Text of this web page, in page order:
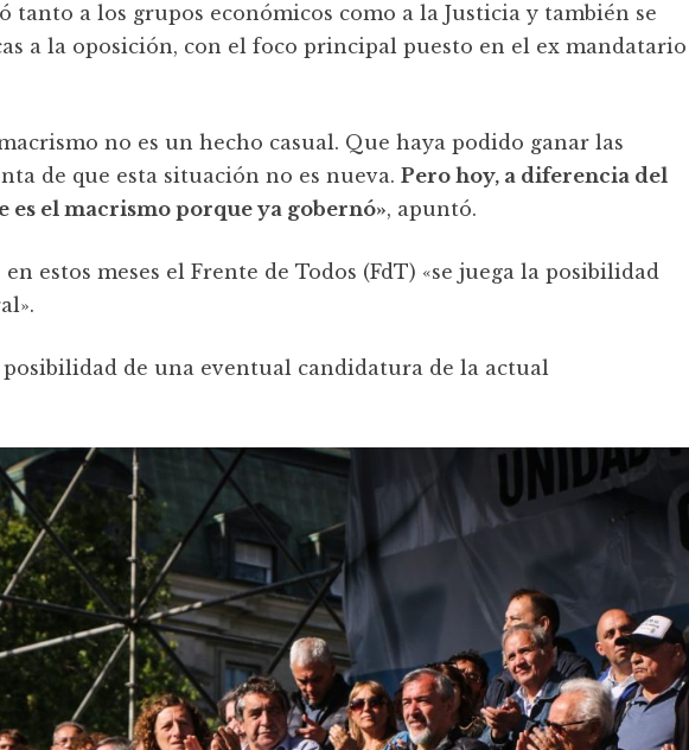
tanto a los grupos económicos como a la Justicia y también se
a la oposición, con el foco principal puesto en el ex mandatario
no es un hecho casual. Que haya podido ganar las
de que esta situación no es nueva. Pero hoy, a diferencia del
es el macrismo porque ya gobernó», apuntó.
estos meses el Frente de Todos (FdT) «se juega la posibilidad
de una eventual candidatura de la actual